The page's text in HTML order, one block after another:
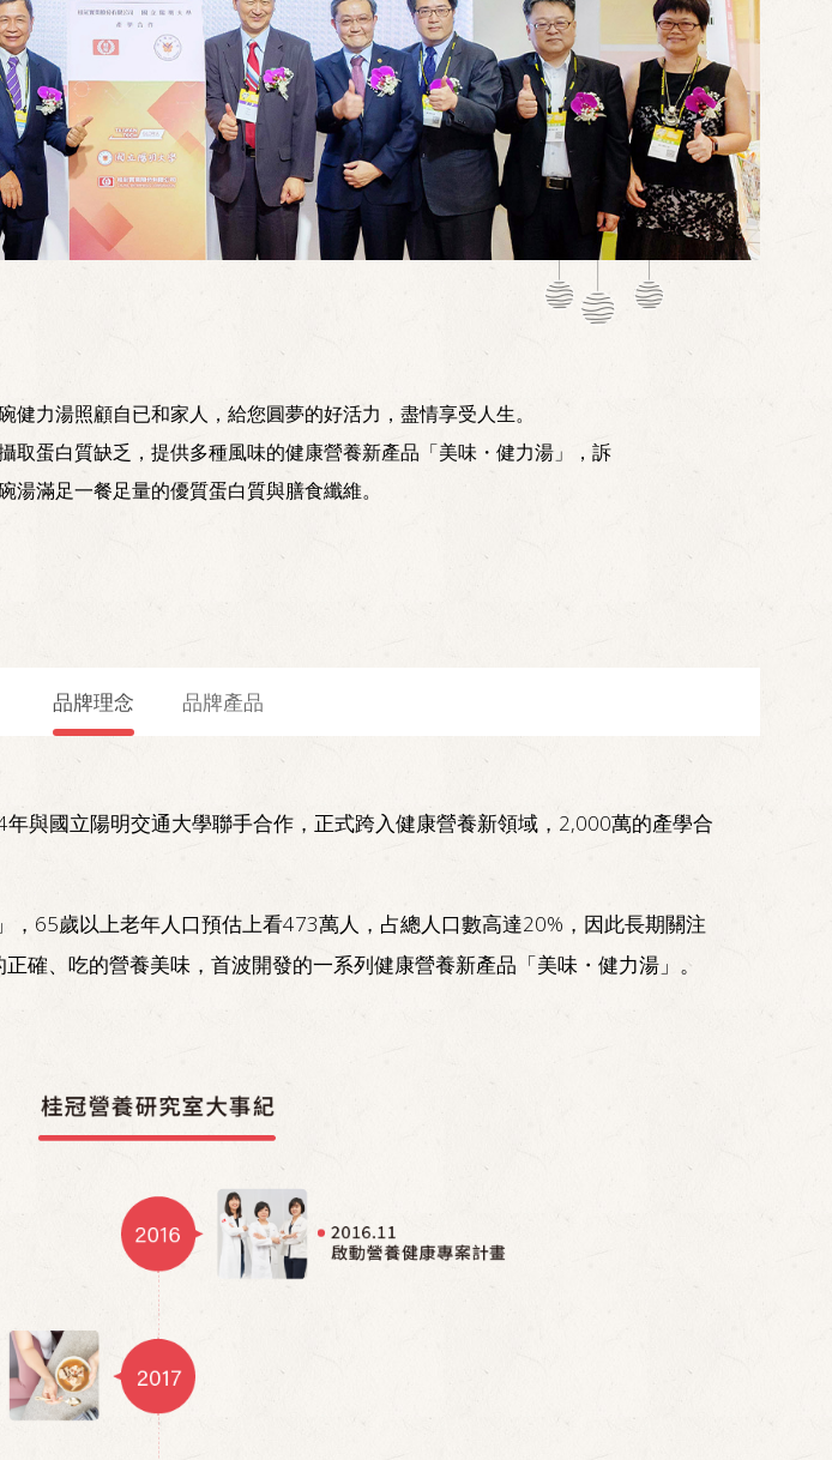
健力湯照顧自已和家人，給您圓夢的好活力，盡情享受人生。
取蛋白質缺乏，提供多種風味的健康營養新產品「美味・健力湯」，訴
湯滿足一餐足量的優質蛋白質與膳食纖維。
品牌理念 品牌產品
與國立陽明交通大學聯手合作，正式跨入健康營養新領域，2,000萬的產學合
65歲以上老年人口預估上看473萬人，占總人口數高達20%，因此長期關注
確、吃的營養美味，首波開發的一系列健康營養新產品「美味・健力湯」。